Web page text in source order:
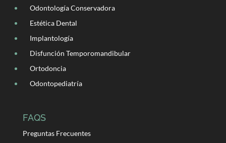
Odontología Conservadora
Estética Dental
Implantología
Disfunción Temporomandibular
Ortodoncia
Odontopediatría
FAQS
Preguntas Frecuentes